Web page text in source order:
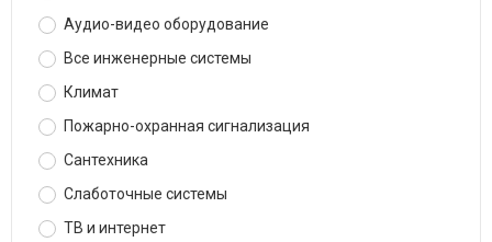
Аудио-видео оборудование
Все инженерные системы
Климат
Пожарно-охранная сигнализация
Сантехника
Слаботочные системы
ТВ и интернет